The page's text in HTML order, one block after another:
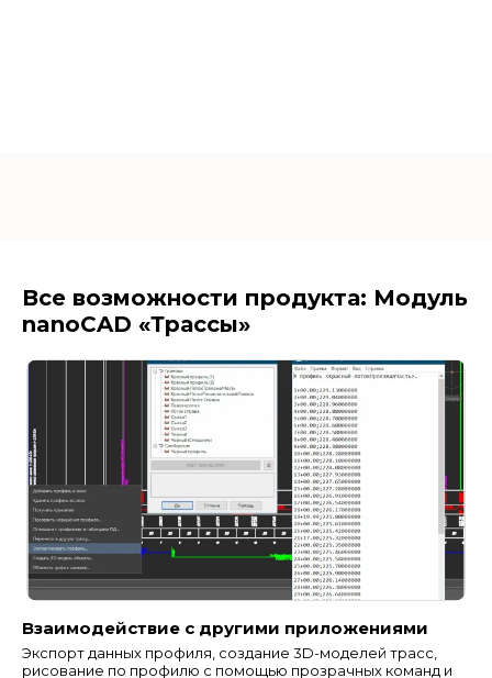
Все возможности продукта: Модуль
nanoCAD «Трассы»
Взаимодействие с другими приложениями
Экспорт данных профиля, создание 3D-моделей трасс,
рисование по профилю с помощью прозрачных команд и